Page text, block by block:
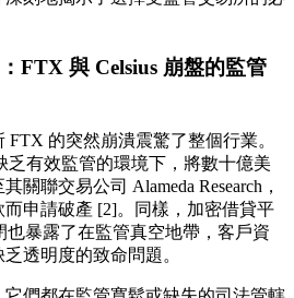
FTX 與 Celsius 崩盤的監管
FTX 的突然崩潰震驚了整個行業。
乏有效監管的環境下，將數十億美
關聯交易公司 Alameda Research，
申請破產 [2]。同樣，加密借貸平
也暴露了在監管真空地帶，客戶資
透明度的致命問題。